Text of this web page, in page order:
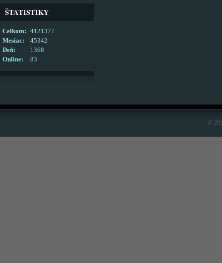
ŠTATISTIKY
Online: 83
Celkom:
4121377
Mesiac:
45342
Deň:
1368
©